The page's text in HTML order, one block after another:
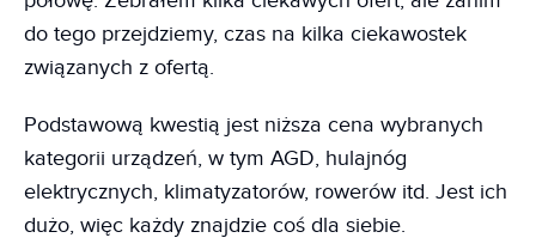
do tego przejdziemy, czas na kilka ciekawostek
związanych z ofertą.
Podstawową kwestią jest niższa cena wybranych
kategorii urządzeń, w tym AGD, hulajnóg
elektrycznych, klimatyzatorów, rowerów itd. Jest ich
dużo, więc każdy znajdzie coś dla siebie.